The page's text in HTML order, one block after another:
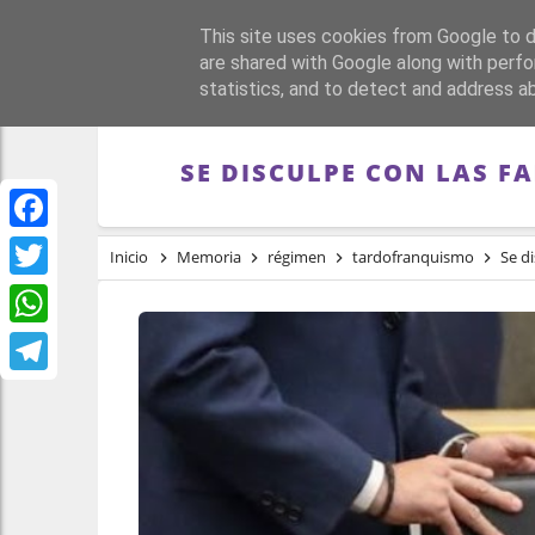
Facebook
Twitter
WhatsApp
PORTADA
SE DISCULPE CON LAS
Inicio Memoria régimen tardofranquismo Se
This site uses cookies from Google to
are shared with Google along with
statistics, and to detect and address